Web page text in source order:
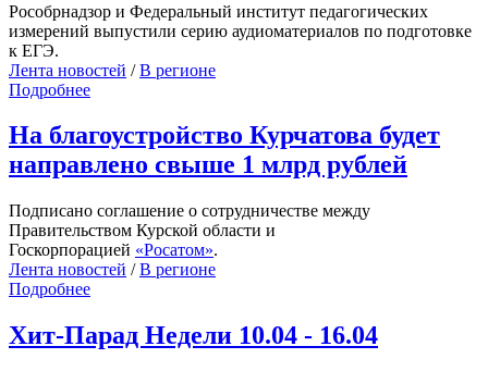
Рособрнадзор и Федеральный институт педагогических
измерений выпустили серию аудиоматериалов по подготовке
к ЕГЭ.
Лента новостей /В регионе
Подробнее
На благоустройство Курчатова будет
направлено свыше 1 млрд рублей
Подписано соглашение о сотрудничестве между
Правительством Курской области и
Госкорпорацией «Росатом».
Лента новостей /В регионе
Подробнее
Хит-Парад Недели 10.04 - 16.04